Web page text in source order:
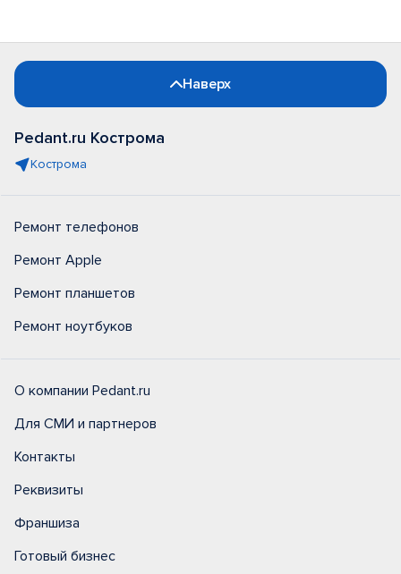
Наверх
Pedant.ru Кострома
Кострома
Ремонт телефонов
Ремонт Apple
Ремонт планшетов
Ремонт ноутбуков
О компании Pedant.ru
Для СМИ и партнеров
Контакты
Реквизиты
Франшиза
Готовый бизнес